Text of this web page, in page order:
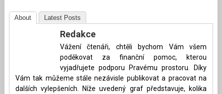
About Latest Posts
Redakce
Vážení čtenáři, chtěli bychom Vám všem
poděkovat za finanční pomoc, kterou
vyjadřujete podporu Pravému prostoru. Díky
Vám tak můžeme stále nezávisle publikovat a pracovat na
dalších vylepšeních. Níže uvedený graf představuje, kolika